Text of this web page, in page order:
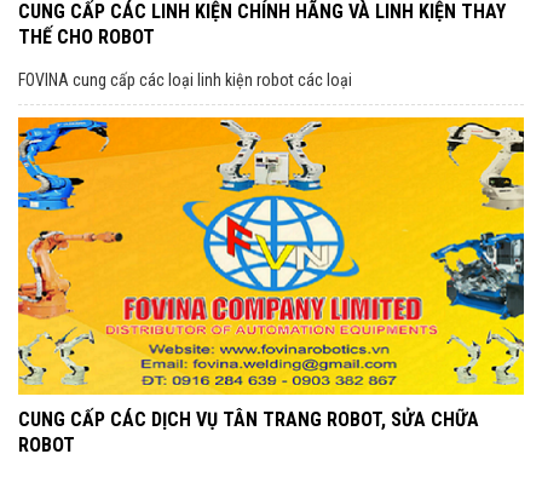
CUNG CẤP CÁC LINH KIỆN CHÍNH HÃNG VÀ LINH KIỆN THAY
THẾ CHO ROBOT
FOVINA cung cấp các loại linh kiện robot các loại
CUNG CẤP CÁC DỊCH VỤ TÂN TRANG ROBOT, SỬA CHỮA
ROBOT